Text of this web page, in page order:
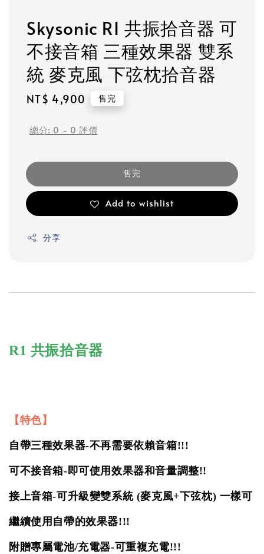
Skysonic R1 共振拾音器 可
不接音箱 三種效果器 雙系
統 麥克風 下弦枕拾音器
Regular
NT$ 4,900 售完
總分: 0 - 0 評價
售完
Add to wishlist
分享
R1 共振拾音器
【特色】
自帶三種效果器-不再需要依賴音箱!!!
可不接音箱-即可使用效果器和音量調整!!
接上音箱-可升級變雙系統 (麥克風+下弦枕) 一樣可
繼續使用自帶的效果器!!!
附贈專屬電池/充電器-可重複充電!!!